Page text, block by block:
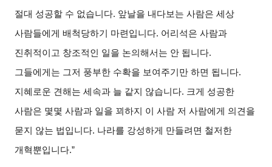
절대 성공할 수 없습니다. 앞날을 내다보는 사람은 세상
사람들에게 배척당하기 마련입니다. 어리석은 사람과
진취적이고 창조적인 일을 논의해서는 안 됩니다.
그들에게는 그저 풍부한 수확을 보여주기만 하면 됩니다.
지혜로운 견해는 세속과 늘 같지 않습니다. 크게 성공한
사람은 몇몇 사람과 일을 꾀하지 이 사람 저 사람에게 의견을
묻지 않는 법입니다. 나라를 강성하게 만들려면 철저한
개혁뿐입니다.”